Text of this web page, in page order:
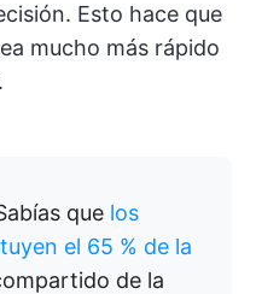
Esto hace que
mucho más rápido
que los
el 65 % de la
de la